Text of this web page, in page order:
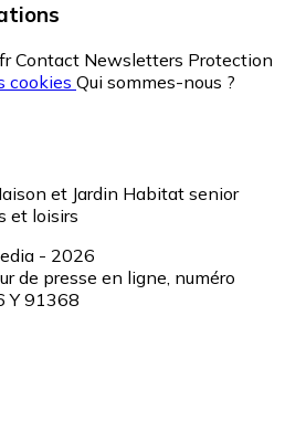
Contact Newsletters Protection
cookies Qui sommes-nous ?
et Jardin Habitat senior
et loisirs
- 2026
de presse en ligne, numéro
Y 91368